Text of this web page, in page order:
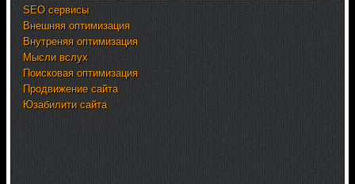
SEO сервисы
Внешняя оптимизация
Внутреняя оптимизация
Мысли вслух
Поисковая оптимизация
Продвижение сайта
Юзабилити сайта